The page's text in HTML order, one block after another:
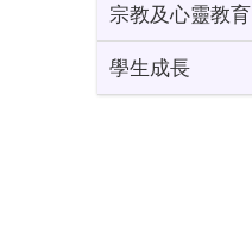
宗教及心靈教育
學生成長